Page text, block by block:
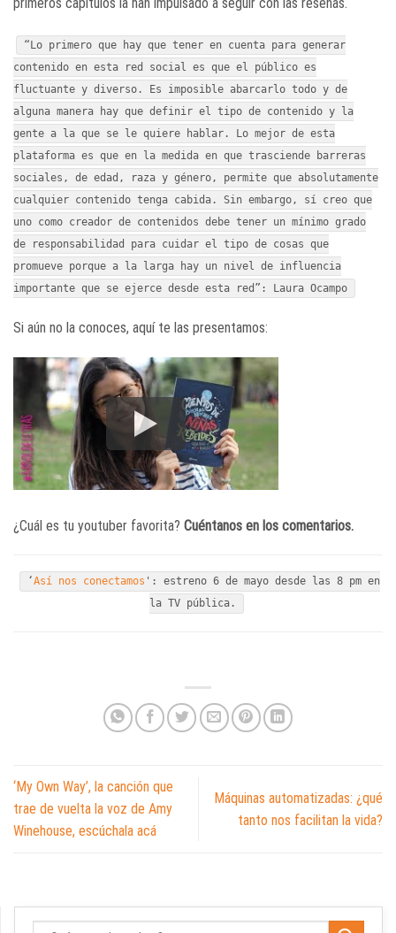
primeros capítulos la han impulsado a seguir con las reseñas.
“Lo primero que hay que tener en cuenta para generar
contenido en esta red social es que el público es
fluctuante y diverso. Es imposible abarcarlo todo y de
alguna manera hay que definir el tipo de contenido y la
gente a la que se le quiere hablar. Lo mejor de esta
plataforma es que en la medida en que trasciende barreras
sociales, de edad, raza y género, permite que absolutamente
cualquier contenido tenga cabida. Sin embargo, sí creo que
uno como creador de contenidos debe tener un mínimo grado
de responsabilidad para cuidar el tipo de cosas que
promueve porque a la larga hay un nivel de influencia
importante que se ejerce desde esta red”: Laura Ocampo
Si aún no la conoces, aquí te las presentamos:
¿Cuál es tu youtuber favorita? Cuéntanos en los comentarios.
‘Así nos conectamos ': estreno 6 de mayo desde las 8 pm en
la TV pública.
‘My Own Way’, la canción que
trae de vuelta la voz de Amy
Winehouse, escúchala acá
Máquinas automatizadas: ¿qué
tanto nos facilitan la vida?